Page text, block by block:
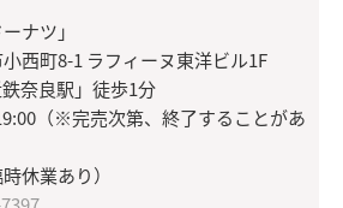
ナツ」
西町8-1 ラフィーヌ東洋ビル1F
奈良駅」徒歩1分
（※完売次第、終了することがあ
休業あり）